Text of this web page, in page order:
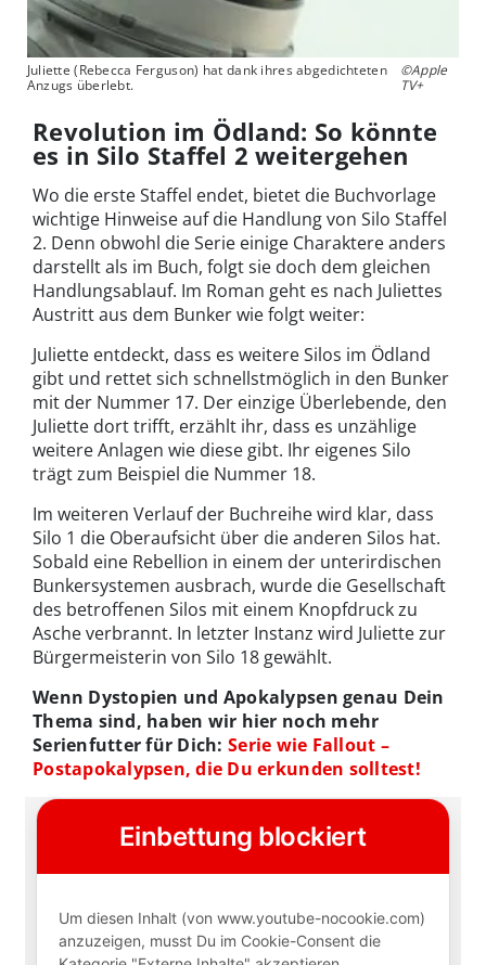
Juliette (Rebecca Ferguson) hat dank ihres abgedichteten
Anzugs überlebt.
©Apple
TV+
Revolution im Ödland: So könnte
es in Silo Staffel 2 weitergehen
Wo die erste Staffel endet, bietet die Buchvorlage
wichtige Hinweise auf die Handlung von Silo Staffel
2. Denn obwohl die Serie einige Charaktere anders
darstellt als im Buch, folgt sie doch dem gleichen
Handlungsablauf. Im Roman geht es nach Juliettes
Austritt aus dem Bunker wie folgt weiter:
Juliette entdeckt, dass es weitere Silos im Ödland
gibt und rettet sich schnellstmöglich in den Bunker
mit der Nummer 17. Der einzige Überlebende, den
Juliette dort trifft, erzählt ihr, dass es unzählige
weitere Anlagen wie diese gibt. Ihr eigenes Silo
trägt zum Beispiel die Nummer 18.
Im weiteren Verlauf der Buchreihe wird klar, dass
Silo 1 die Oberaufsicht über die anderen Silos hat.
Sobald eine Rebellion in einem der unterirdischen
Bunkersystemen ausbrach, wurde die Gesellschaft
des betroffenen Silos mit einem Knopfdruck zu
Asche verbrannt. In letzter Instanz wird Juliette zur
Bürgermeisterin von Silo 18 gewählt.
Wenn Dystopien und Apokalypsen genau Dein
Thema sind, haben wir hier noch mehr
Serienfutter für Dich: Serie wie Fallout –
Postapokalypsen, die Du erkunden solltest!